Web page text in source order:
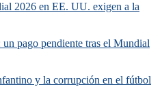
2026 en EE. UU. exigen a la
pago pendiente tras el Mundial
y la corrupción en el fútbol